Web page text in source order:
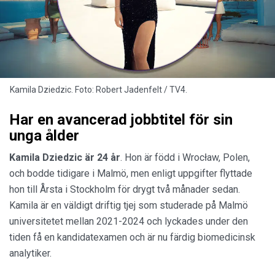
Kamila Dziedzic. Foto: Robert Jadenfelt / TV4.
Har en avancerad jobbtitel för sin
unga ålder
Kamila Dziedzic är 24 år. Hon är född i Wrocław, Polen,
och bodde tidigare i Malmö, men enligt uppgifter flyttade
hon till Årsta i Stockholm för drygt två månader sedan.
Kamila är en väldigt driftig tjej som studerade på Malmö
universitetet mellan 2021-2024 och lyckades under den
tiden få en kandidatexamen och är nu färdig biomedicinsk
analytiker.